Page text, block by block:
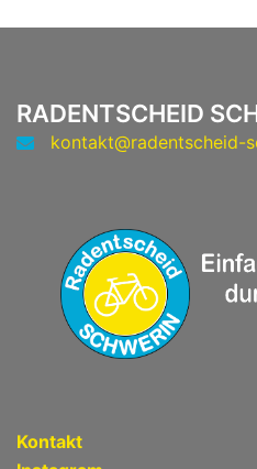
RADENTSCHEID
kontakt@radentscheid-
Kontakt